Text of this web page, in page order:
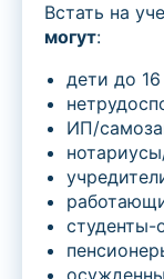
Встать на
могут:
дети до 16
ИП/
студенты-